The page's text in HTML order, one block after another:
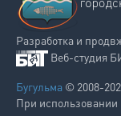
Разработка и
Веб-студия
Бугульма © 2008-
При использовании